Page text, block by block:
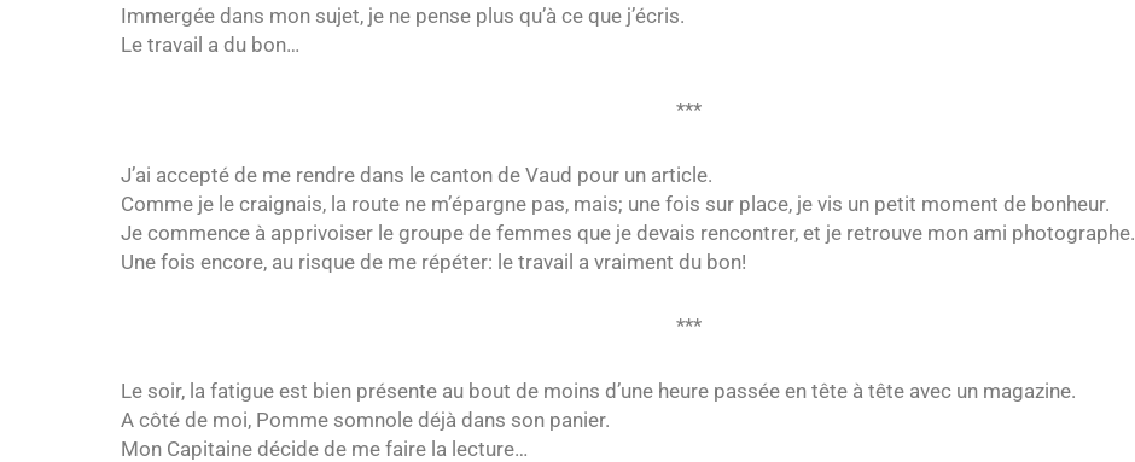
Immergée dans mon sujet, je ne pense plus qu’à ce que j’écris.
Le travail a du bon…
***
J’ai accepté de me rendre dans le canton de Vaud pour un article.
Comme je le craignais, la route ne m’épargne pas, mais; une fois sur place, je vis un petit moment de bonheur.
Je commence à apprivoiser le groupe de femmes que je devais rencontrer, et je retrouve mon ami photographe.
Une fois encore, au risque de me répéter: le travail a vraiment du bon!
***
Le soir, la fatigue est bien présente au bout de moins d’une heure passée en tête à tête avec un magazine.
A côté de moi, Pomme somnole déjà dans son panier.
Mon Capitaine décide de me faire la lecture…